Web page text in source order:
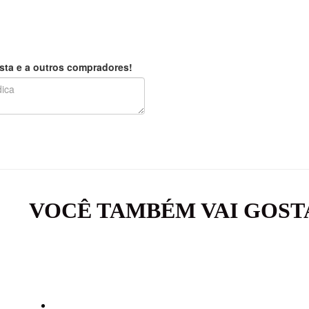
e a outros compradores!
VOCÊ TAMBÉM VAI